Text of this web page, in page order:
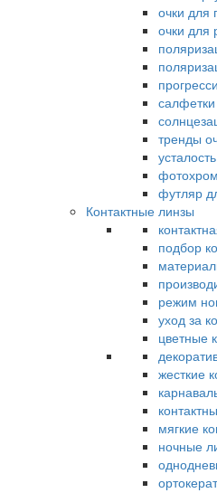
очки для
очки для
тренды
футляр
Контактные линзы
подбор
режим
уход за
цветные
жесткие
мягкие
ночные